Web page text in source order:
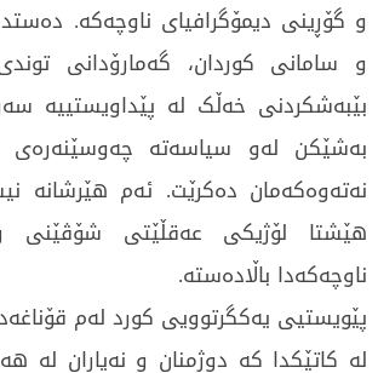
و گۆڕینی دیمۆگرافیای ناوچەکە.
و سامانی کوردان، گەمارۆدانی
بێبەشکردنی خەڵک لە پێداویستییە
بەشێکن لەو سیاسەتە
نەتەوەکەمان دەکرێت. ئەم هێرشانە
هێشتا لۆژیکی عەقڵێتی شۆڤێنی
ناوچەکەدا باڵادەستە.
پێویستیی یەکگرتوویی کورد لەم
لە کاتێکدا کە دوژمنان و نەیاران لە